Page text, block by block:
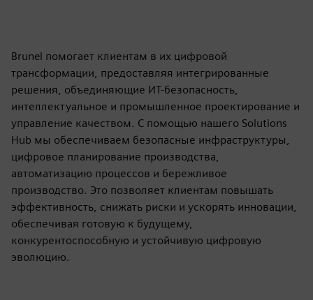
Brunel помогает клиентам в их цифровой
трансформации, предоставляя интегрированные
решения, объединяющие ИТ-безопасность,
интеллектуальное и промышленное проектирование и
управление качеством. С помощью нашего Solutions
Hub мы обеспечиваем безопасные инфраструктуры,
цифровое планирование производства,
автоматизацию процессов и бережливое
производство. Это позволяет клиентам повышать
эффективность, снижать риски и ускорять инновации,
обеспечивая готовую к будущему,
конкурентоспособную и устойчивую цифровую
эволюцию.